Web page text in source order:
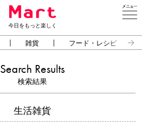
今日をもっと楽しく
雑貨 フード・レシピ
Search Results
検索結果
生活雑貨